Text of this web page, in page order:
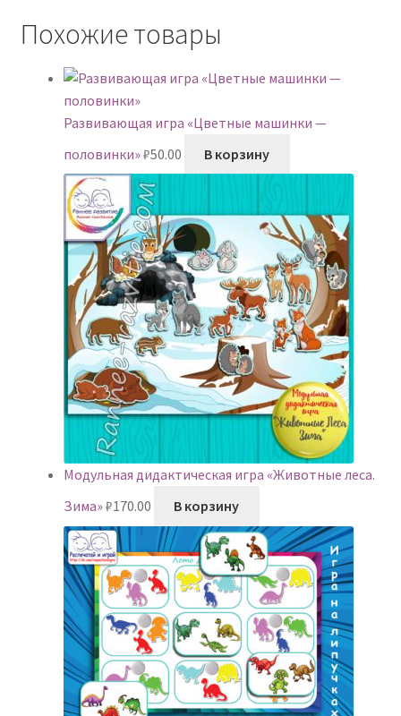
Похожие товары
Развивающая игра «Цветные машинки —
половинки»₽50.00 В корзину
Модульная дидактическая игра «Животные леса.
Зима»₽170.00 В корзину